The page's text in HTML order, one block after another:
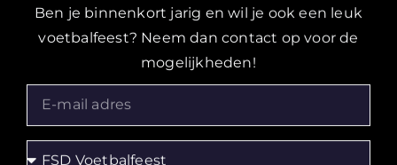
Ben je binnenkort jarig en wil je ook een leuk
voetbalfeest? Neem dan contact op voor de
mogelijkheden!